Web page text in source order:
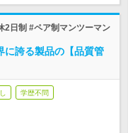
2日制 #ペア制マンツーマン
に誇る製品の【品質管
学歴不問